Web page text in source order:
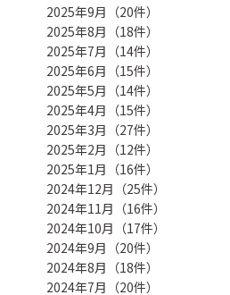
2025年9月（20件）
2025年8月（18件）
2025年7月（14件）
2025年6月（15件）
2025年5月（14件）
2025年4月（15件）
2025年3月（27件）
2025年2月（12件）
2025年1月（16件）
2024年12月（25件）
2024年11月（16件）
2024年10月（17件）
2024年9月（20件）
2024年8月（18件）
2024年7月（20件）